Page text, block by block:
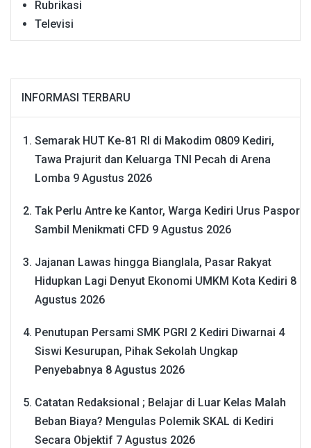
Rubrikasi
Televisi
INFORMASI TERBARU
Semarak HUT Ke-81 RI di Makodim 0809 Kediri,
Tawa Prajurit dan Keluarga TNI Pecah di Arena
Lomba 9 Agustus 2026
Tak Perlu Antre ke Kantor, Warga Kediri Urus Paspor
Sambil Menikmati CFD 9 Agustus 2026
Jajanan Lawas hingga Bianglala, Pasar Rakyat
Hidupkan Lagi Denyut Ekonomi UMKM Kota Kediri 8
Agustus 2026
Penutupan Persami SMK PGRI 2 Kediri Diwarnai 4
Siswi Kesurupan, Pihak Sekolah Ungkap
Penyebabnya 8 Agustus 2026
Catatan Redaksional ; Belajar di Luar Kelas Malah
Beban Biaya? Mengulas Polemik SKAL di Kediri
Secara Objektif 7 Agustus 2026